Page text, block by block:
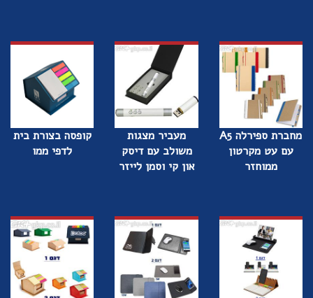
מחברת ספירלה A5
עם עט מקרטון
ממוחזר
מעביר מצגות
משולב עם דיסק
און קי וסמן לייזר
קופסה בצורת בית
לדפי ממו